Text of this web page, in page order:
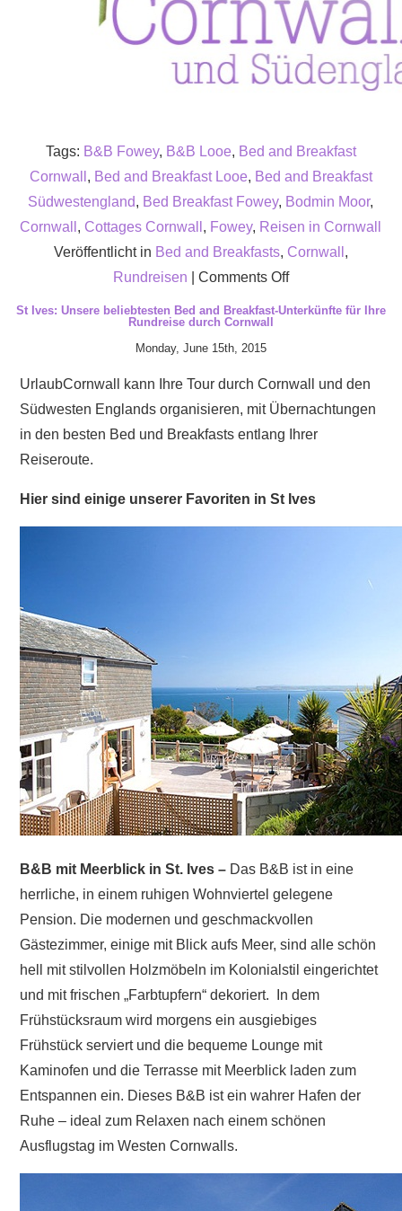
Tags: B&B Fowey, B&B Looe, Bed and Breakfast
Cornwall , Bed and Breakfast Looe, Bed and Breakfast
Südwestengland, Bed Breakfast Fowey, Bodmin Moor,
Cornwall , Cottages Cornwall , Fowey, Reisen in Cornwall
Veröffentlicht in Bed and Breakfasts, Cornwall ,
Rundreisen
Comments Offon
and
Breakfasts
in
der
Südküste
St Ives: Unsere beliebtesten Bed and Breakfast-Unterkünfte für Ihre
Rundreise durch Cornwall
Monday, June 15th, 2015
UrlaubCornwall kann Ihre Tour durch Cornwall und den
Südwesten Englands organisieren, mit Übernachtungen
in den besten Bed und Breakfasts entlang Ihrer
Reiseroute.
Hier sind einige unserer Favoriten in St Ives
B&B mit Meerblick in St. Ives – Das B&B ist in eine
herrliche, in einem ruhigen Wohnviertel gelegene
Pension. Die modernen und geschmackvollen
Gästezimmer, einige mit Blick aufs Meer, sind alle schön
hell mit stilvollen Holzmöbeln im Kolonialstil eingerichtet
und mit frischen „Farbtupfern“ dekoriert. In dem
Frühstücksraum wird morgens ein ausgiebiges
Frühstück serviert und die bequeme Lounge mit
Kaminofen und die Terrasse mit Meerblick laden zum
Entspannen ein. Dieses B&B ist ein wahrer Hafen der
Ruhe – ideal zum Relaxen nach einem schönen
Ausflugstag im Westen Cornwalls.